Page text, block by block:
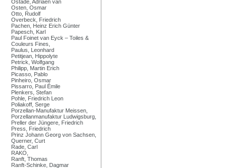
Ostade, Adriaen van
Osten, Osmar
Otto, Rudolf
Overbeck, Friedrich
Pachen, Heinz Erich Günter
Papesch, Karl
Paul Foinet van Eyck – Toiles &
Couleurs Fines,
Paulus, Leonhard
Petitjean, Hippolyte
Petrick, Wolfgang
Philipp, Martin Erich
Picasso, Pablo
Pinheiro, Osmar
Pissarro, Paul Émile
Plenkers, Stefan
Pohle, Friedrich Leon
Poliakoff, Serge
Porzellan-Manufaktur Meissen,
Porzellanmanufaktur Ludwigsburg,
Preller der Jüngere, Friedrich
Press, Friedrich
Prinz Johann Georg von Sachsen,
Querner, Curt
Rade, Carl
RAKO,
Ranft, Thomas
Ranft-Schinke, Dagmar